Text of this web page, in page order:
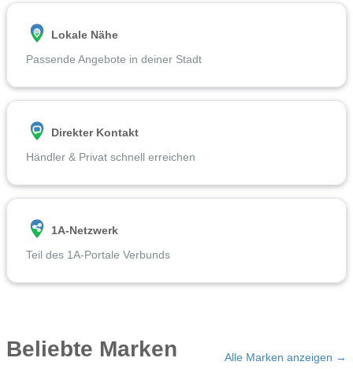
Lokale Nähe
Passende Angebote in deiner Stadt
Direkter Kontakt
Händler & Privat schnell erreichen
1A-Netzwerk
Teil des 1A-Portale Verbunds
Beliebte Marken Alle Marken anzeigen →